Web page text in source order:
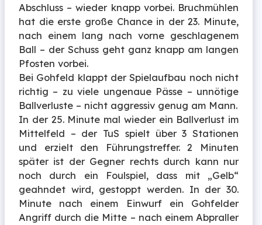
Abschluss – wieder knapp vorbei. Bruchmühlen
hat die erste große Chance in der 23. Minute,
nach einem lang nach vorne geschlagenem
Ball – der Schuss geht ganz knapp am langen
Pfosten vorbei.
Bei Gohfeld klappt der Spielaufbau noch nicht
richtig – zu viele ungenaue Pässe – unnötige
Ballverluste – nicht aggressiv genug am Mann.
In der 25. Minute mal wieder ein Ballverlust im
Mittelfeld – der TuS spielt über 3 Stationen
und erzielt den Führungstreffer. 2 Minuten
später ist der Gegner rechts durch kann nur
noch durch ein Foulspiel, dass mit „Gelb“
geahndet wird, gestoppt werden. In der 30.
Minute nach einem Einwurf ein Gohfelder
Angriff durch die Mitte – nach einem Abpraller